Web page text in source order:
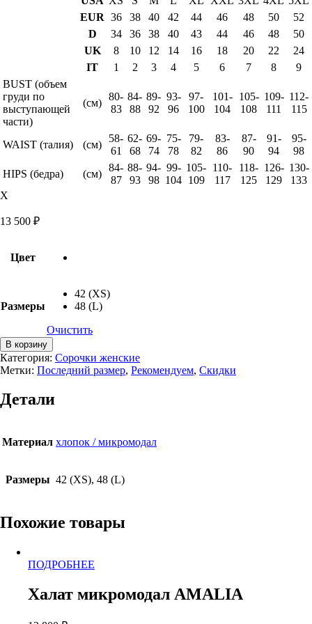
EUR 36 38 40 42 44 46 48 50
52
D
34 36 38 40 43 44 46 48
50
UK
8 10 12 14 16 18 20 22
24
IT
1 2 3 4 5 6 7 8
9
BUST (объем
груди по
выступающей
части)
(см)
80-
83
84-
88
89-
92
93-
96
97-
100
101-
104
105-
108
109-
111
112-
115
WAIST (талия) (см)
58-
61
62-
68
69-
74
75-
78
79-
82
83-
86
87-
90
91-
94
95-
98
HIPS (бедра)
(см)
84-
87
88-
93
94-
98
99-
104
105-
109
110-
117
118-
125
126-
129
130-
133
X
13 500 ₽
Цвет
Размеры
42 (XS)
48 (L)
Очистить
Количество
товара
Сорочка
AMALIA
В корзину
Категория: Сорочки женские
Метки: Последний размер, Рекомендуем, Скидки
Детали
Материал хлопок / микромодал
Размеры 42 (XS), 48 (L)
Похожие товары
ПОДРОБНЕЕ
несколько
Халат микромодал AMALIA